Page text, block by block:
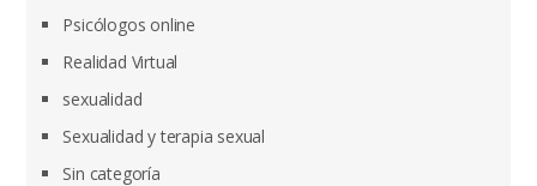
Psicólogos online
Realidad Virtual
sexualidad
Sexualidad y terapia sexual
Sin categoría